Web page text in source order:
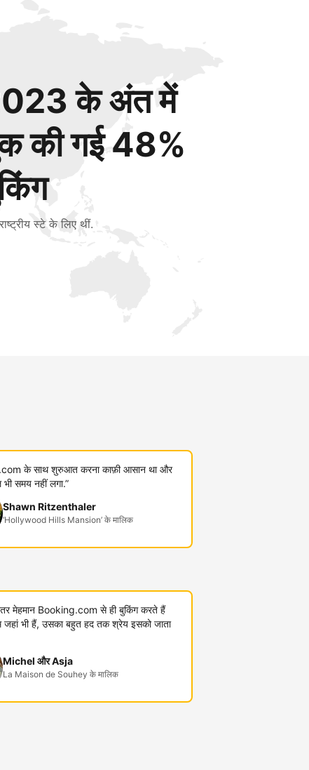
के अंत में
की गई 48%
स्टे के लिए थीं.
के साथ शुरुआत करना काफ़ी आसान था और
समय नहीं लगा.”
Shawn Ritzenthaler
‘Hollywood Hills Mansion’ के मालिक
मेहमान Booking.com से ही बुकिंग करते हैं
भी हैं, उसका बहुत हद तक श्रेय इसको जाता
Michel और Asja
La Maison de Souhey के मालिक